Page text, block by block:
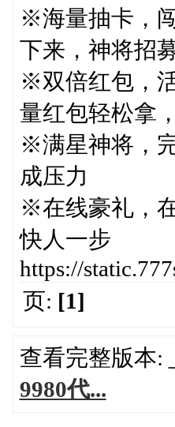
※海量抽卡，
下来，神将招
※双倍红包，
量红包轻松拿
※满星神将，
成压力
※在线豪礼，
快人一步
https://
页: [1]
查看完整版本:
9980代...